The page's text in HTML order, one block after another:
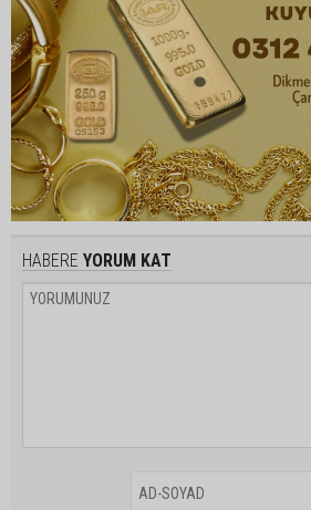
HABERE YORUM KAT